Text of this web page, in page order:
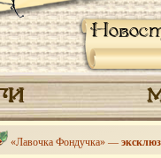
«Лавочка Фондучка» —